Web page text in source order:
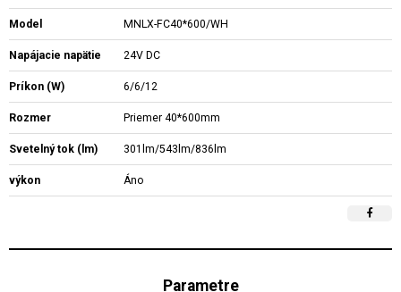
Model MNLX-FC40*600/WH
Napájacie napätie 24V DC
Príkon (W) 6/6/12
Rozmer Priemer 40*600mm
Svetelný tok (lm) 301lm/543lm/836lm
výkon Áno
Parametre